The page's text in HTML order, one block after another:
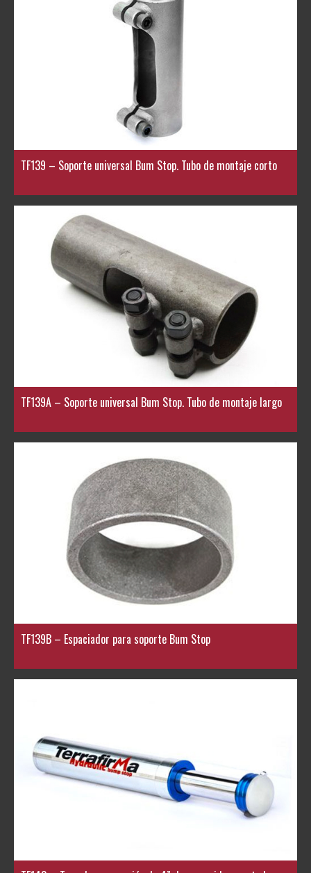
TF139 – Soporte universal Bum Stop. Tubo de montaje corto
TF139A – Soporte universal Bum Stop. Tubo de montaje largo
TF139B – Espaciador para soporte Bum Stop